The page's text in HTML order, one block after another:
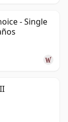
- Single